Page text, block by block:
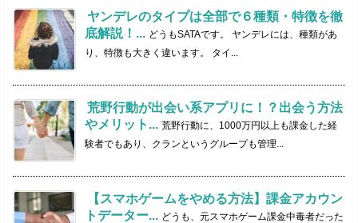
ヤンデレのタイプは全部で６種類・特徴を徹
底解説！... どうもSATAです。 ヤンデレには、種類があ
り、特徴も大きく違います。 タイ...
荒野行動が出会い系アプリに！？出会う方法
やメリット... 荒野行動に、1000万円以上も課金した経
験者でもあり、クランというグループも管理...
【スマホゲームをやめる方法】課金アカウン
トデーター... どうも、元スマホゲーム課金中毒者だった